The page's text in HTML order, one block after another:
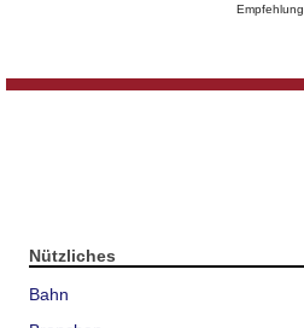
Empfehlung
Nützliches
Bahn